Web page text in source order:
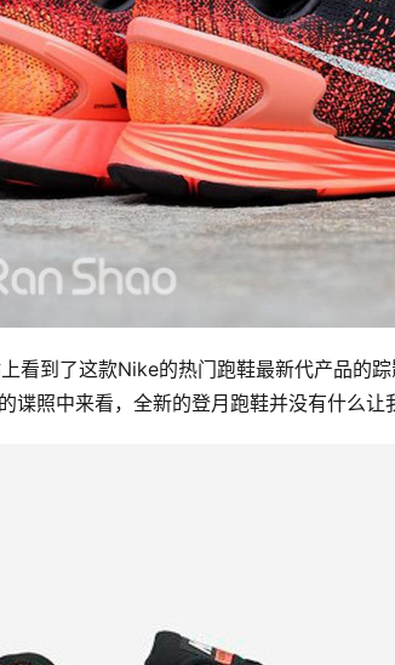
看到了这款Nike的热门跑鞋最新代产品的
照中来看，全新的登月跑鞋并没有什么让